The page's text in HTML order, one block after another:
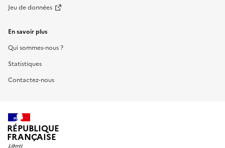
Jeu de données
En savoir plus
Qui sommes-nous ?
Statistiques
Contactez-nous
RÉPUBLIQUE
FRANÇAISE